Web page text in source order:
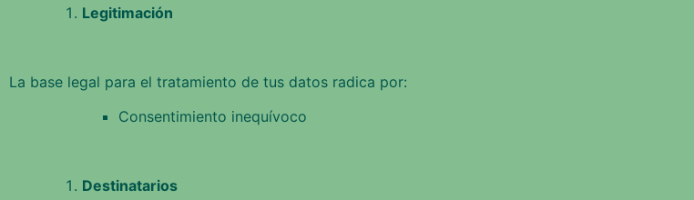
Legitimación
La base legal para el tratamiento de tus datos radica por:
Consentimiento inequívoco
Destinatarios